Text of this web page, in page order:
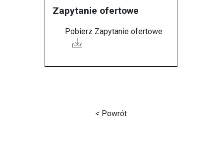
Zapytanie ofertowe
Pobierz Zapytanie ofertowe
< Powrót